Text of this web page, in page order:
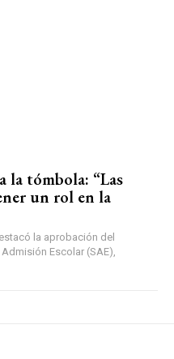
la tómbola: “Las
un rol en la
la aprobación del
Escolar (SAE),